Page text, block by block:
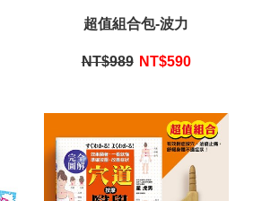
超值組合包-波力
NT$989 NT$590